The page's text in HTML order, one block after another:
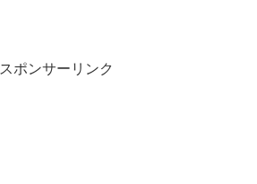
スポンサーリンク